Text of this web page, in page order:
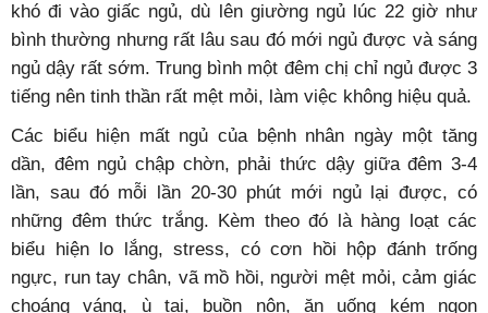
khó đi vào giấc ngủ, dù lên giường ngủ lúc 22 giờ như
bình thường nhưng rất lâu sau đó mới ngủ được và sáng
ngủ dậy rất sớm. Trung bình một đêm chị chỉ ngủ được 3
tiếng nên tinh thần rất mệt mỏi, làm việc không hiệu quả.
Các biểu hiện mất ngủ của bệnh nhân ngày một tăng
dần, đêm ngủ chập chờn, phải thức dậy giữa đêm 3-4
lần, sau đó mỗi lần 20-30 phút mới ngủ lại được, có
những đêm thức trắng. Kèm theo đó là hàng loạt các
biểu hiện lo lắng, stress, có cơn hồi hộp đánh trống
ngực, run tay chân, vã mồ hồi, người mệt mỏi, cảm giác
choáng váng, ù tai, buồn nôn, ăn uống kém ngon